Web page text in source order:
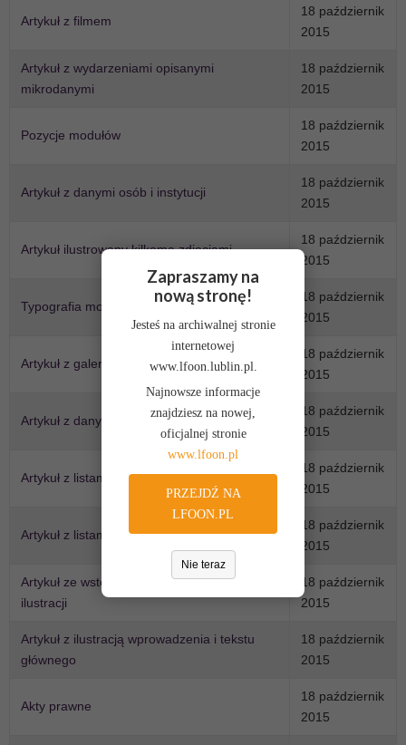
Artykuł z filmem
18 październik
2015
Artykuł z wydarzeniami opisanymi
mikrodanymi
18 październik
2015
Pozycje modułów
18 październik
2015
Artykuł z danymi osób i instytucji
18 październik
2015
Artykuł ilustrowany kilkoma zdjęciami
18 październik
2015
Typografia modułów
18 październik
2015
Artykuł z galerią obrazów
18 październik
2015
Artykuł z danymi tabelarycznymi
18 październik
2015
Artykuł z listami numerowanymi
18 październik
2015
Artykuł z listami punktowanymi
18 październik
2015
Artykuł ze wstępem i tekstem głównym, bez
ilustracji
18 październik
2015
Artykuł z ilustracją wprowadzenia i tekstu
głównego
18 październik
2015
Akty prawne
18 październik
2015
Zapraszamy na
nową stronę!
Jesteś na archiwalnej stronie
internetowej
www.lfoon.lublin.pl.
Najnowsze informacje
znajdziesz na nowej,
oficjalnej stronie
www.lfoon.pl
PRZEJDŹ NA
LFOON.PL
Nie teraz